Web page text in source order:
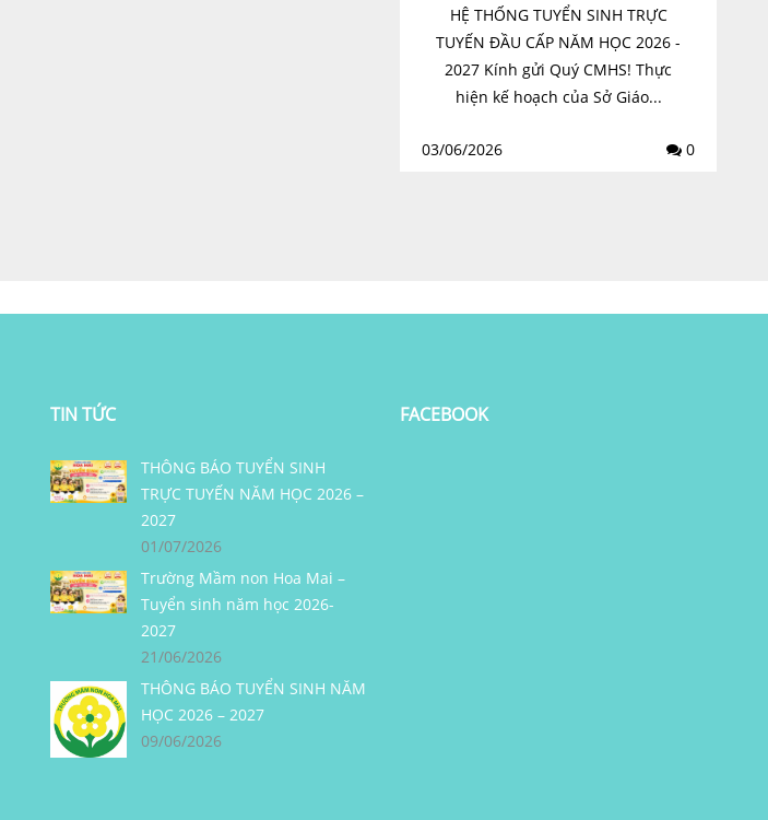
HỆ THỐNG TUYỂN SINH TRỰC
TUYẾN ĐẦU CẤP NĂM HỌC 2026 -
2027 Kính gửi Quý CMHS! Thực
hiện kế hoạch của Sở Giáo...
03/06/2026 0
TIN TỨC
THÔNG BÁO TUYỂN SINH
TRỰC TUYẾN NĂM HỌC 2026 –
2027
01/07/2026
Trường Mầm non Hoa Mai –
Tuyển sinh năm học 2026-
2027
21/06/2026
THÔNG BÁO TUYỂN SINH NĂM
HỌC 2026 – 2027
09/06/2026
FACEBOOK